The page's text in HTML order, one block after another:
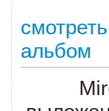
альбом